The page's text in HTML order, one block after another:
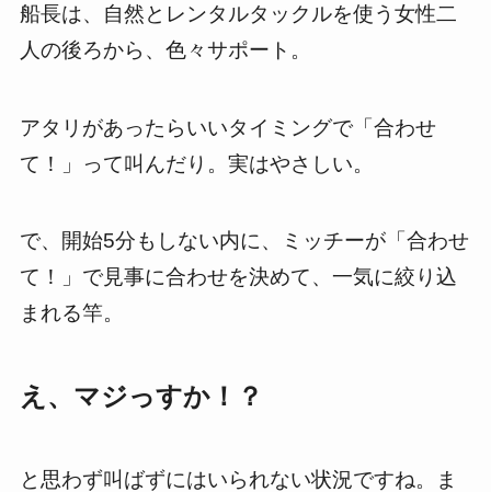
船長は、自然とレンタルタックルを使う女性二
人の後ろから、色々サポート。
アタリがあったらいいタイミングで「合わせ
て！」って叫んだり。実はやさしい。
で、開始5分もしない内に、ミッチーが「合わせ
て！」で見事に合わせを決めて、一気に絞り込
まれる竿。
え、マジっすか！？
と思わず叫ばずにはいられない状況ですね。ま